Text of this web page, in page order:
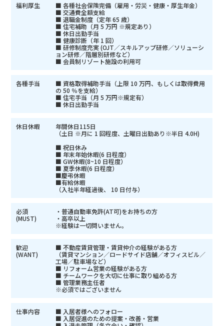
福利厚生
■ 各種社会保険完備（雇用・労災・健康・厚生年金）
■ 交通費全額支給
■ 退職金制度（定年 65 歳）
■ 住宅補助（月 5 万円 ※規定あり）
■ 休日出勤手当
■ 健康診断（年 1 回）
■ 研修制度充実 (OJT／スキルアップ研修／ソリューシ
ョン研修／階層別研修など）
■ 会員制リゾート施設の利用可
各種手当
■ 資格取得補助手当（上限 10 万円、もしくは取得費用
の 50 ％を支給）
■ 住宅手当（月 5 万円※規定有）
■ 休日出勤手当
休日休暇
年間休日115日
（土日 ※月に 1 回程度、土曜日出勤あり※半日 4.0H)
■ 祝日休み
■ 年末年始休暇(6 日程度）
■ GW休暇(8~10 日程度）
■ 夏季休暇(6 日程度）
■慶弔休暇
■有給休暇
（入社半年経過後、 10 日付与）
必須
(MUST)
・普通自動車免許(AT可)をお持ちの方
・高卒以上
※経験は一切問いません。
歓迎
(WANT)
■ 不動産賃貸管理・賃貸仲介の経験がある方
（賃貸マンション／ロードサイド店舗／オフィスビル／
工場／駐車場など）
■ リフォーム営業の経験がある方
■ チームワークを大切に仕事に取り組める方
■ 管理業務主任者
※必須ではございません
仕事内容
■ 入居者様へのフォロー
■ 入居促進のための提案・改善・営業